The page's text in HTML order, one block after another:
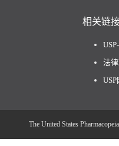
相关链
法
The United States